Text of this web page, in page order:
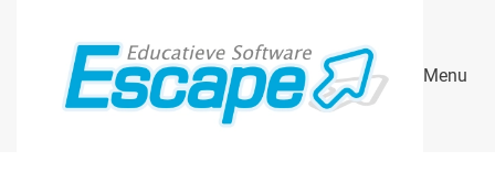
Skip to main content Menu